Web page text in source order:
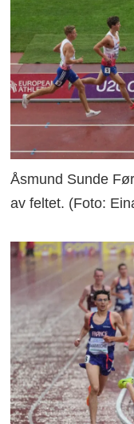
Åsmund Sunde
av feltet. (Foto: